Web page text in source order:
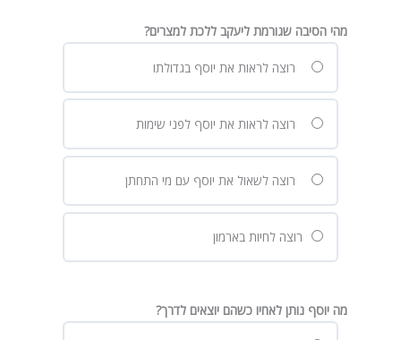
מהי הסיבה שגורמת ליעקב ללכת למצרים?
רוצה לראות את יוסף בגדולתו
רוצה לראות את יוסף לפני שימות
רוצה לשאול את יוסף עם מי התחתן
רוצה לחיות בארמון
מה יוסף נותן לאחיו כשהם יוצאים לדרך?